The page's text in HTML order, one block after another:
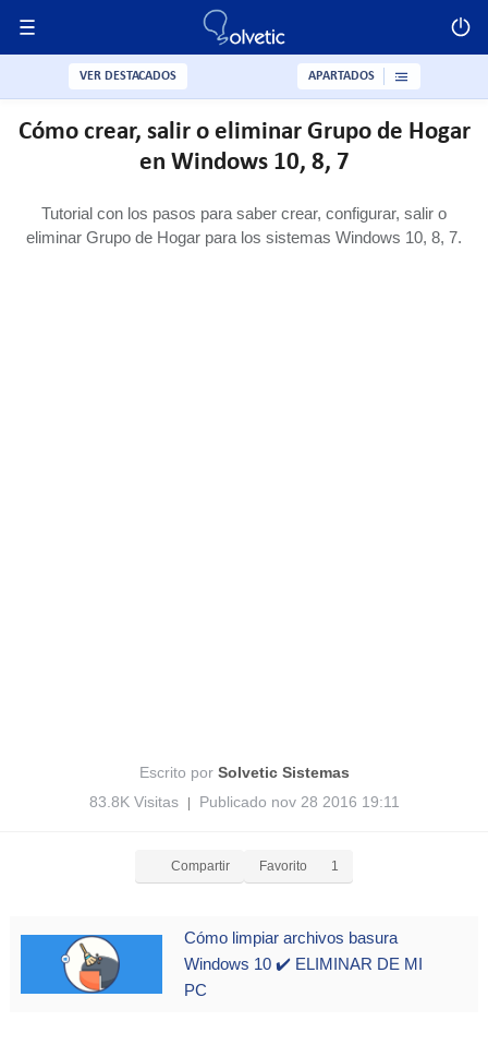
Cómo crear, salir o eliminar Grupo de Hogar
en Windows 10, 8, 7
Tutorial con los pasos para saber crear, configurar, salir o
eliminar Grupo de Hogar para los sistemas Windows 10, 8, 7.
Escrito por Solvetic Sistemas
83.8K Visitas
Publicado nov 28 2016 19:11
Compartir Favorito 1
Cómo limpiar archivos basura
Windows 10 ✔️ ELIMINAR DE MI
PC
VER DESTACADOS APARTADOS